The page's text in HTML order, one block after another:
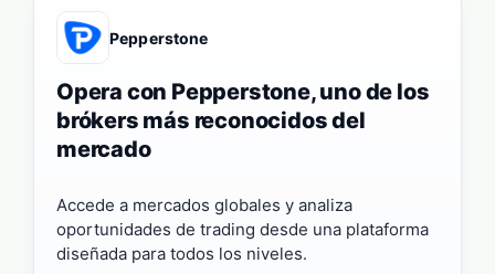
Pepperstone
Opera con Pepperstone, uno de los
brókers más reconocidos del
mercado
Accede a mercados globales y analiza
oportunidades de trading desde una plataforma
diseñada para todos los niveles.